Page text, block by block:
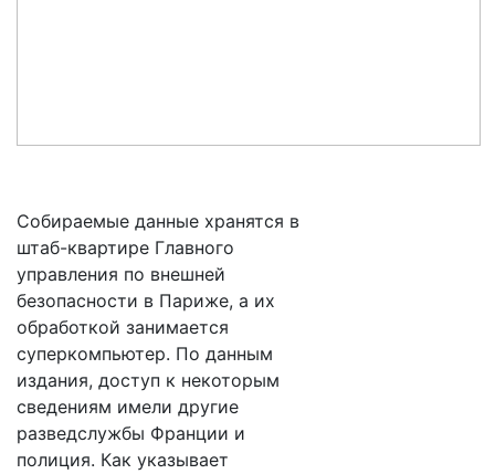
Собираемые данные хранятся в
штаб-квартире Главного
управления по внешней
безопасности в Париже, а их
обработкой занимается
суперкомпьютер. По данным
издания, доступ к некоторым
сведениям имели другие
разведслужбы Франции и
полиция. Как указывает